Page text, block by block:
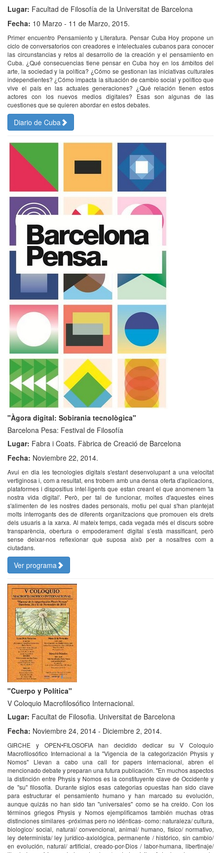
Lugar: Facultad de Filosofía de la Universitat de Barcelona
Fecha: 10 Marzo - 11 de Marzo, 2015.
Primer encuentro Pensamiento y Literatura. Pensar Cuba Hoy propone un
ciclo de conversatorios con creadores e intelectuales cubanos para conocer
las circunstancias y retos al desarrollo de la creación y el pensamiento en
Cuba. ¿Qué consecuencias tiene pensar en Cuba hoy en los ámbitos del
arte, la sociedad y la política? ¿Cómo se gestionan las iniciativas culturales
independientes? ¿Cómo impacta la situación de cambio social y político que
vive el país en las actuales generaciones? ¿Qué relación tienen estos
actores con los nuevos medios digitales? Esas son algunas de las
cuestiones que se quieren abordar en estos debates.
Diario de Cuba
"Àgora digital: Sobirania tecnològica"
Barcelona Pesa: Festival de Filosofía
Lugar: Fabra i Coats. Fàbrica de Creació de Barcelona
Fecha: Noviembre 22, 2014.
Avui en dia les tecnologies digitals s'estant desenvolupant a una velocitat
vertiginosa i, com a resultat, ens trobem amb una densa oferta d'aplicacions,
plataformes i dispositius intel·ligents que estan creant el que anomenem 'la
nostra vida digital'. Però, per tal de funcionar, moltes d'aquestes eines
s'alimenten de les nostres dades personals, motiu pel qual s'han plantejat
molts interrogants des de diferents organitzacions que promouen els drets
dels usuaris a la xarxa. Al mateix temps, cada vegada més el discurs sobre
transparència, obertura o empoderament digital s’està massificant, però
sense deixar-nos reflexionar què suposa això per a nosaltres com a
ciutadans.
Ver programa
"Cuerpo y Política"
V Coloquio Macrofilosófico Internacional.
Lugar: Facultat de Filosofia. Universitat de Barcelona
Fecha: Noviembre 24, 2014 - Diciembre 2, 2014.
GIRCHE y OPEN•FILOSOFIA han decidido dedicar su V Coloquio
Macrofilosófico Internacional a la ''Vigencia de la categorización Physis y
Nomos'' Llevan a cabo una call for papers internacional, abren el
mencionado debate y preparan una futura publicación. ''En muchos aspectos
la distinción entre Physis y Nomos es la constituyente clave de Occidente y
de ''su'' filosofía. Durante siglos esas categorias opuestas han sido clave
para estructurar el pensamiento humano y han marcado su evolución,
aunque quizás no han sido tan ''universales'' como se ha creído. Con los
términos griegos Physis y Nomos ejemplificamos también muchas otras
distinciones similares -próximas pero no idénticas- como: naturaleza/ cultura,
biologico/ social, natural/ convencional, animal/ humano, fisico/ normativo,
ley determinista/ ley jurídico-axiológica, permanente / histórico, sin cambio/
en evolución, natural/ artificial, creado-por-Dios / labor-humana, libertinaje/